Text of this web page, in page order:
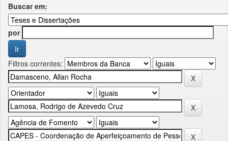
Buscar em:
por
Filtros correntes: